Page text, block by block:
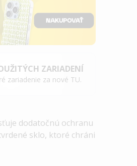
ZARIADENÍ
zariadenie za nové TU.
dodatočnú ochranu
sklo, ktoré chráni